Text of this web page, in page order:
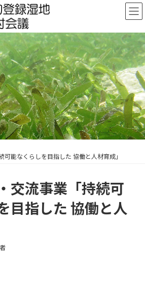
能なくらしを目指した 協働と人材育成」
交流事業「持続可
目指した 協働と人